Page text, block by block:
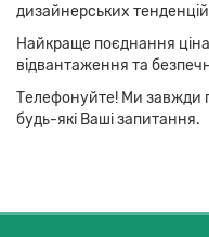
дизайнерських тенденцій
Найкраще поєднання
відвантаження та
Телефонуйте! Ми завжди
будь-які Ваші запитання.